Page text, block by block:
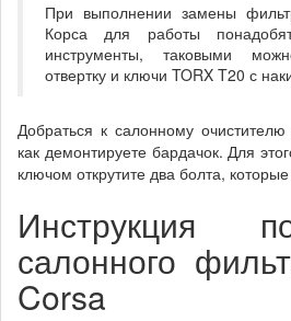
При выполнении замены
Корса для работы
инструменты, таковыми
отвертку и ключи TORX T20 с
Добраться к салонному
как демонтируете бардачок. Для
ключом открутите два болта,
Инструкция
салонного
Corsa